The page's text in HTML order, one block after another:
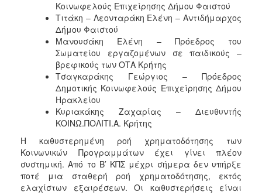
Κοινωφελούς Επιχείρησης Δήμου Φαιστού
Τιτάκη – Λεονταράκη Ελένη – Αντιδήμαρχος
Δήμου Φαιστού
Μανουσάκη Ελένη – Πρόεδρος του
Σωματείου εργαζομένων σε παιδικούς –
βρεφικούς των ΟΤΑ Κρήτης
Τσαγκαράκης Γεώργιος – Πρόεδρος
Δημοτικής Κοινωφελούς Επιχείρησης Δήμου
Ηρακλείου
Κυριακάκης Ζαχαρίας – Διευθυντής
ΚΟΙΝΩ.ΠΟΛΙΤΙ.Α. Κρήτης
Η καθυστερημένη ροή χρηματοδότησης των
Κοινωνικών Προγραμμάτων έχει γίνει πλέον
συστημική. Από το Β’ ΚΠΣ μέχρι σήμερα δεν υπήρξε
ποτέ μια σταθερή ροή χρηματοδότησης, εκτός
ελαχίστων εξαιρέσεων. Οι καθυστερήσεις είναι